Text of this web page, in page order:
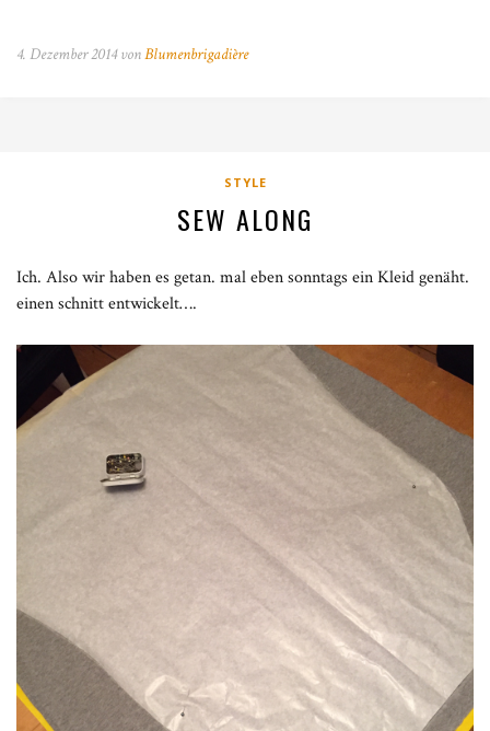
4. Dezember 2014 vonBlumenbrigadière
STYLE
SEW ALONG
Ich. Also wir haben es getan. mal eben sonntags ein Kleid genäht.
einen schnitt entwickelt….